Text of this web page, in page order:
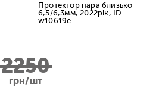
Протектор пара близько
6,5/6,3мм, 2022рік, ID
w10619e
2250
грн/шт